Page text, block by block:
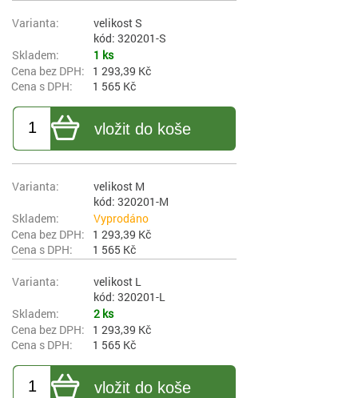
velikost S
kód: 320201-S
1 ks
1 293,39 Kč
1 565 Kč
vložit do koše
velikost M
kód: 320201-M
Vyprodáno
1 293,39 Kč
1 565 Kč
velikost L
kód: 320201-L
2 ks
1 293,39 Kč
1 565 Kč
vložit do koše